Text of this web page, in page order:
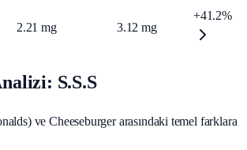
2.21 mg 3.12 mg
+41.2%
S.S.S
ve Cheeseburger arasındaki temel farklara